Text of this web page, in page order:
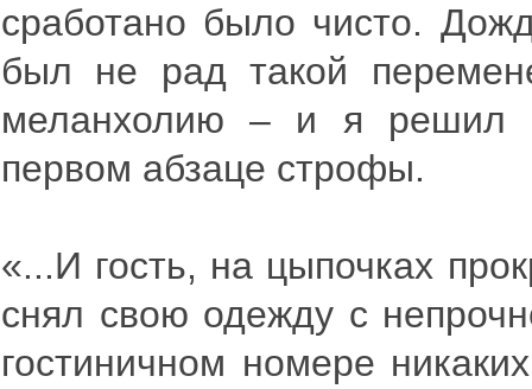
сработано было чисто.
был не рад такой
меланхолию – и я решил
первом абзаце строфы.
«...И гость, на цыпочках
снял свою одежду с
гостиничном номере